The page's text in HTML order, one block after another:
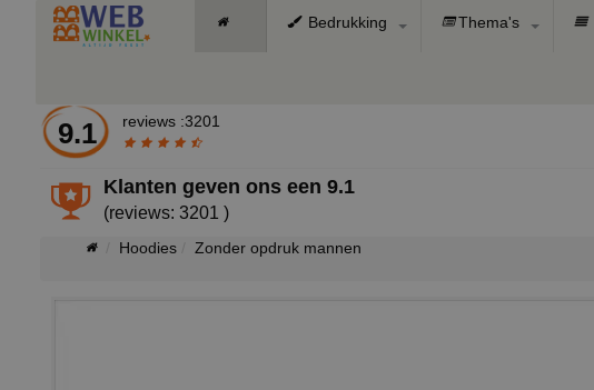
Bedrukking Thema's
9.1 reviews :3201
Klanten geven ons een9.1
(reviews: 3201 )
Hoodies Zonder opdruk mannen